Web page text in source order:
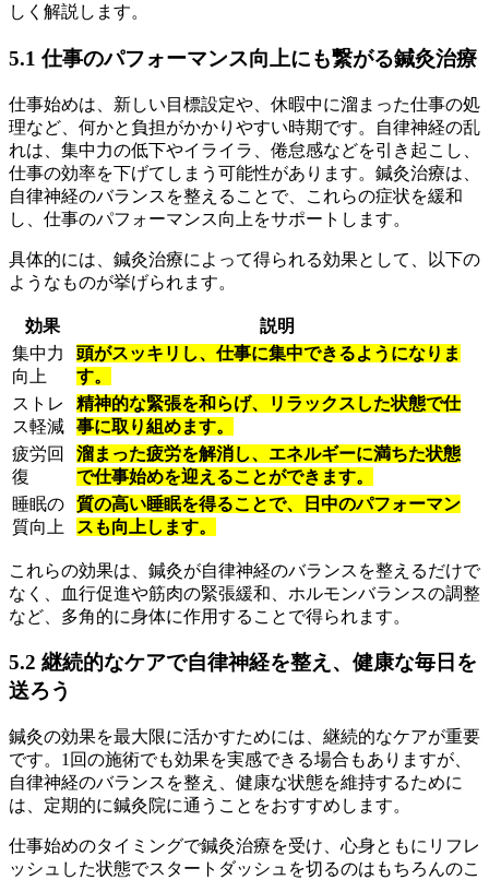
しく解説します。
5.1 仕事のパフォーマンス向上にも繋がる鍼灸治療
仕事始めは、新しい目標設定や、休暇中に溜まった仕事の処
理など、何かと負担がかかりやすい時期です。自律神経の乱
れは、集中力の低下やイライラ、倦怠感などを引き起こし、
仕事の効率を下げてしまう可能性があります。鍼灸治療は、
自律神経のバランスを整えることで、これらの症状を緩和
し、仕事のパフォーマンス向上をサポートします。
具体的には、鍼灸治療によって得られる効果として、以下の
ようなものが挙げられます。
効果
説明
集中力
向上
頭がスッキリし、仕事に集中できるようになりま
す。
ストレ
ス軽減
精神的な緊張を和らげ、リラックスした状態で仕
事に取り組めます。
疲労回
復
溜まった疲労を解消し、エネルギーに満ちた状態
で仕事始めを迎えることができます。
睡眠の
質向上
質の高い睡眠を得ることで、日中のパフォーマン
スも向上します。
これらの効果は、鍼灸が自律神経のバランスを整えるだけで
なく、血行促進や筋肉の緊張緩和、ホルモンバランスの調整
など、多角的に身体に作用することで得られます。
5.2 継続的なケアで自律神経を整え、健康な毎日を
送ろう
鍼灸の効果を最大限に活かすためには、継続的なケアが重要
です。1回の施術でも効果を実感できる場合もありますが、
自律神経のバランスを整え、健康な状態を維持するために
は、定期的に鍼灸院に通うことをおすすめします。
仕事始めのタイミングで鍼灸治療を受け、心身ともにリフレ
ッシュした状態でスタートダッシュを切るのはもちろんのこ